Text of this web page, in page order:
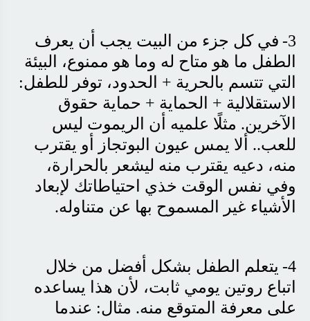
3- في كل جزء من البيت يجب أن يعرف
الطفل ما هو متاح له وما هو ممنوع، البيئة
التي تتسم بالحرية + الحدود، توفر للطفل:
الاستقلالية + الحماية + حماية حقوق
الآخرين. مثلًا علميه أن الريموت ليس
للعب.. ألا يمس عيون البوتجاز أو يقترب
منه، دعيه يقترب منه ليشعر بالحرارة،
وفي نفس الوقت خذي احتياطاتك لإبعاد
الأشياء غير المسموح بها عن متناوله.
4- يتعلم الطفل بشكل أفضل من خلال
اتباع روتين يومي ثابت، لأن هذا يساعده
على معرفة المتوقع منه. مثال: عندما